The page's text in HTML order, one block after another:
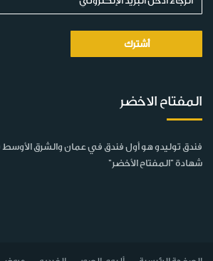
المفتاح الاخضر
فندق توليدو هو أول فندق في عمان والشرق
شهادة "المفتاح الأخضر"